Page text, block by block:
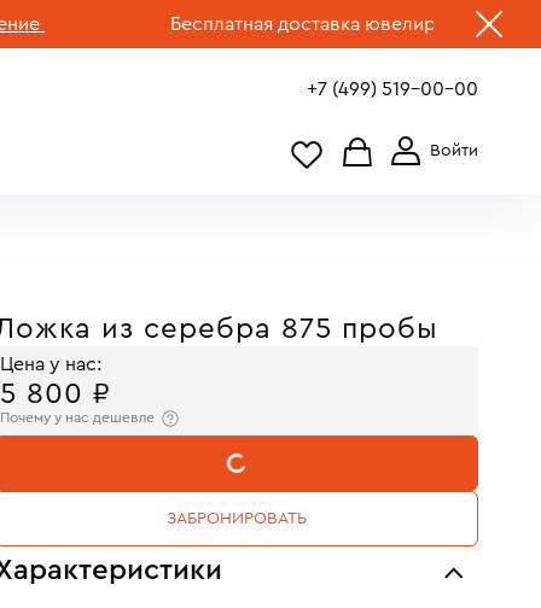
Бесплатная доставка ювелирных изделий по
+7 (499) 519-00-00
из серебра 875 пробы
Цена у нас:
5 800 ₽
Почему у нас дешевле
В КОРЗИНУ
ЗАБРОНИРОВАТЬ